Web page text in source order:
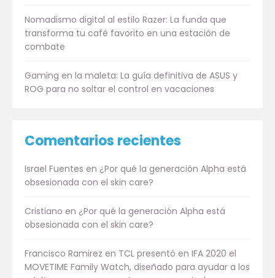
Nomadismo digital al estilo Razer: La funda que
transforma tu café favorito en una estación de
combate
Gaming en la maleta: La guía definitiva de ASUS y
ROG para no soltar el control en vacaciones
Comentarios recientes
Israel Fuentes en ¿Por qué la generación Alpha está
obsesionada con el skin care?
Cristiano en ¿Por qué la generación Alpha está
obsesionada con el skin care?
Francisco Ramirez en TCL presentó en IFA 2020 el
MOVETIME Family Watch, diseñado para ayudar a los